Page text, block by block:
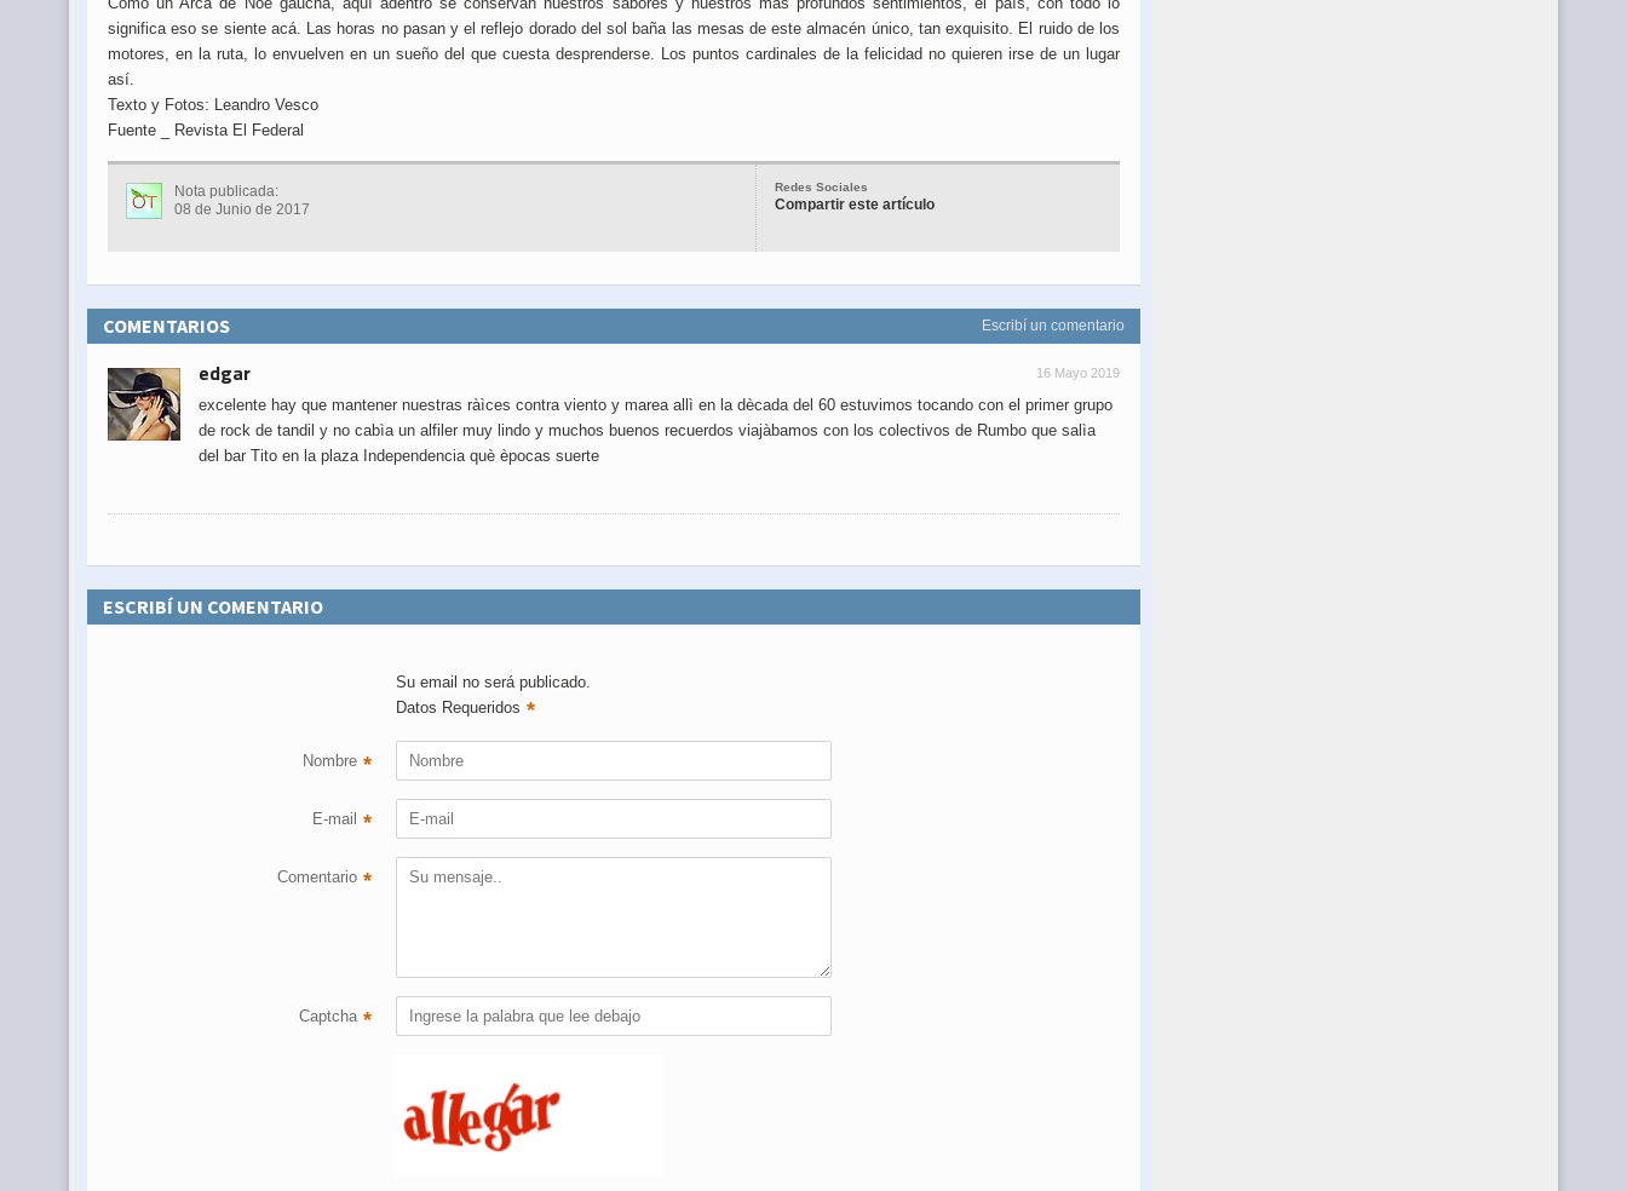
significa eso se siente acá. Las horas no pasan y el reflejo dorado del sol baña las mesas de este almacén único, tan exquisito. El ruido de los
motores, en la ruta, lo envuelven en un sueño del que cuesta desprenderse. Los puntos cardinales de la felicidad no quieren irse de un lugar
así.
Texto y Fotos: Leandro Vesco
Fuente _ Revista El Federal
Redes Sociales
Compartir este artículo
Nota publicada:
08 de Junio de 2017
Escribí un comentario
COMENTARIOS
edgar 16 Mayo 2019
excelente hay que mantener nuestras ràìces contra viento y marea allì en la dècada del 60 estuvimos tocando con el primer grupo
de rock de tandil y no cabìa un alfiler muy lindo y muchos buenos recuerdos viajàbamos con los colectivos de Rumbo que salìa
del bar Tito en la plaza Independencia què èpocas suerte
ESCRIBÍ UN COMENTARIO
Su email no será publicado.
Datos Requeridos *
Nombre *
E-mail *
Comentario *
Captcha *